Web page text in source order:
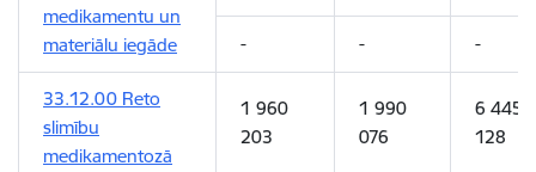
medikamentu un
materiālu iegāde
- - -
33.12.00 Reto
slimību
medikamentozā
1 960
203
1 990
076
6 445
128